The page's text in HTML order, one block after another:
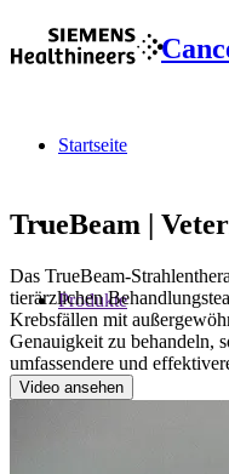
Startseite
Produkte
TrueBeam |
Das TrueBeam-
tierärzlichen
Krebsfällen mit
Genauigkeit zu behandeln,
umfassendere und
Video ansehen